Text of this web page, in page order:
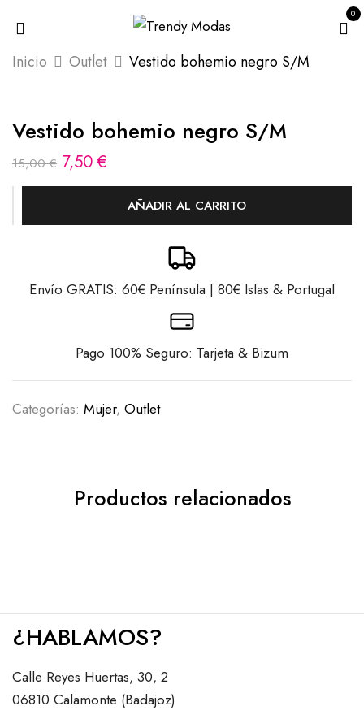
0
Inicio Outlet Vestido bohemio negro S/M
Vestido bohemio negro S/M
15,00€ 7,50€
AÑADIR AL CARRITO
Envío GRATIS: 60€ Península | 80€ Islas & Portugal
Pago 100% Seguro: Tarjeta & Bizum
Categorías: Mujer, Outlet
Productos relacionados
¿HABLAMOS?
Calle Reyes Huertas, 30, 2
06810 Calamonte (Badajoz)